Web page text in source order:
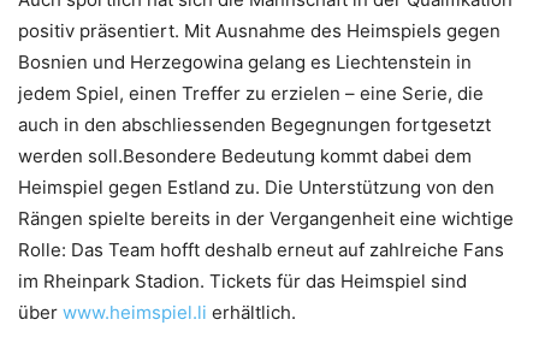
positiv präsentiert. Mit Ausnahme des Heimspiels gegen
Bosnien und Herzegowina gelang es Liechtenstein in
jedem Spiel, einen Treffer zu erzielen – eine Serie, die
auch in den abschliessenden Begegnungen fortgesetzt
werden soll.Besondere Bedeutung kommt dabei dem
Heimspiel gegen Estland zu. Die Unterstützung von den
Rängen spielte bereits in der Vergangenheit eine wichtige
Rolle: Das Team hofft deshalb erneut auf zahlreiche Fans
im Rheinpark Stadion. Tickets für das Heimspiel sind
über www.heimspiel.li erhältlich.